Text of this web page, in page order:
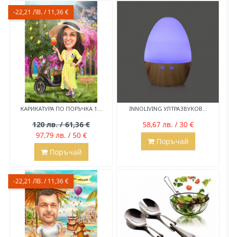
КАРИКАТУРА ПО ПОРЪЧКА 1...
120 лв. / 61,36 €
97,79 лв. / 50 €
-22,21 ЛВ. / 11,36 €
Поръчай
INNOLIVING УЛТРАЗВУКОВ...
58,67 лв. / 30 €
Поръчай
-22,21 ЛВ. / 11,36 €